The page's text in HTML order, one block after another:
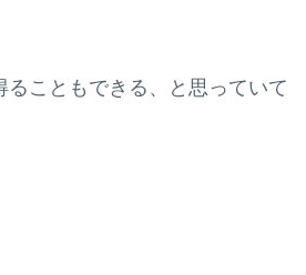
こともできる、と思っていて